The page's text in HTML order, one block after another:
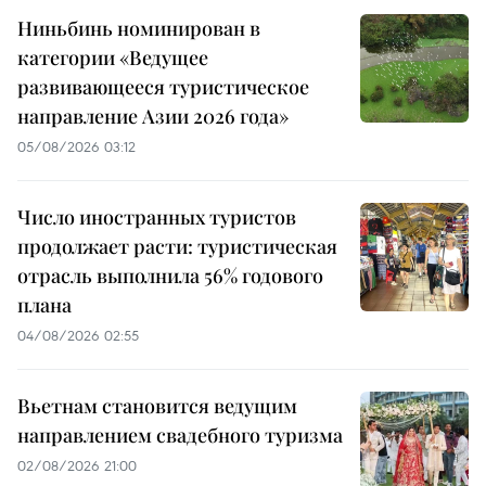
Ниньбинь номинирован в
категории «Ведущее
развивающееся туристическое
направление Азии 2026 года»
05/08/2026 03:12
Число иностранных туристов
продолжает расти: туристическая
отрасль выполнила 56% годового
плана
04/08/2026 02:55
Вьетнам становится ведущим
направлением свадебного туризма
02/08/2026 21:00